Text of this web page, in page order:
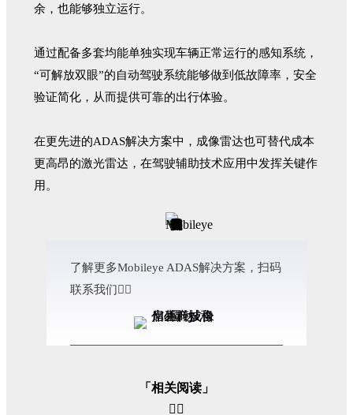
余，也能够独立运行。
通过配备多套均能单独实现车辆正常运行的感知系统，
“可解放双眼”的自动驾驶系统能够做到低故障率，安全
验证简化，从而提供可靠的出行体验。
在更先进的ADAS解决方案中，成像雷达也可替代成本
更高昂的激光雷达，在驾驶辅助技术应用中发挥关键作
用。
了解更多Mobileye ADAS解决方案，扫码
联系我们👇🏻
「相关阅读」
👇🏻